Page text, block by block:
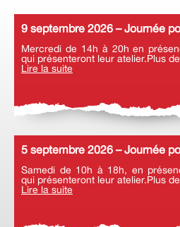
9 septembre 2026 – Journée
Mercredi de 14h à 20h en
qui présenteront leur atelier.Plus
Lire la suite
5 septembre 2026 – Journée
Samedi de 10h à 18h, en
qui présenteront leur atelier.Plus
Lire la suite